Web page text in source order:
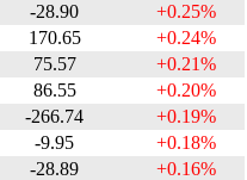
-28.90
+0.25%
170.65
+0.24%
75.57
+0.21%
86.55
+0.20%
-266.74
+0.19%
-9.95
+0.18%
-28.89
+0.16%